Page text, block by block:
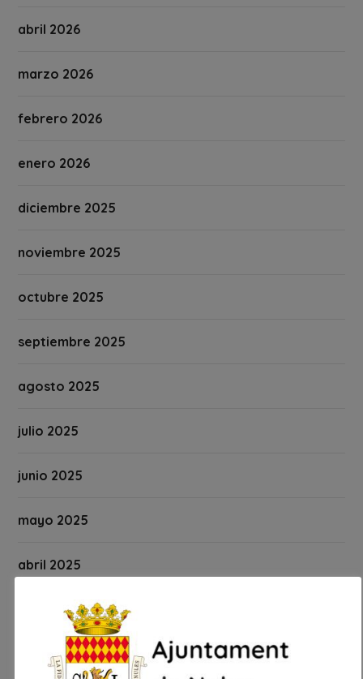
abril 2026
marzo 2026
febrero 2026
enero 2026
diciembre 2025
noviembre 2025
octubre 2025
septiembre 2025
agosto 2025
julio 2025
junio 2025
mayo 2025
abril 2025
marzo 2025
febrero 2025